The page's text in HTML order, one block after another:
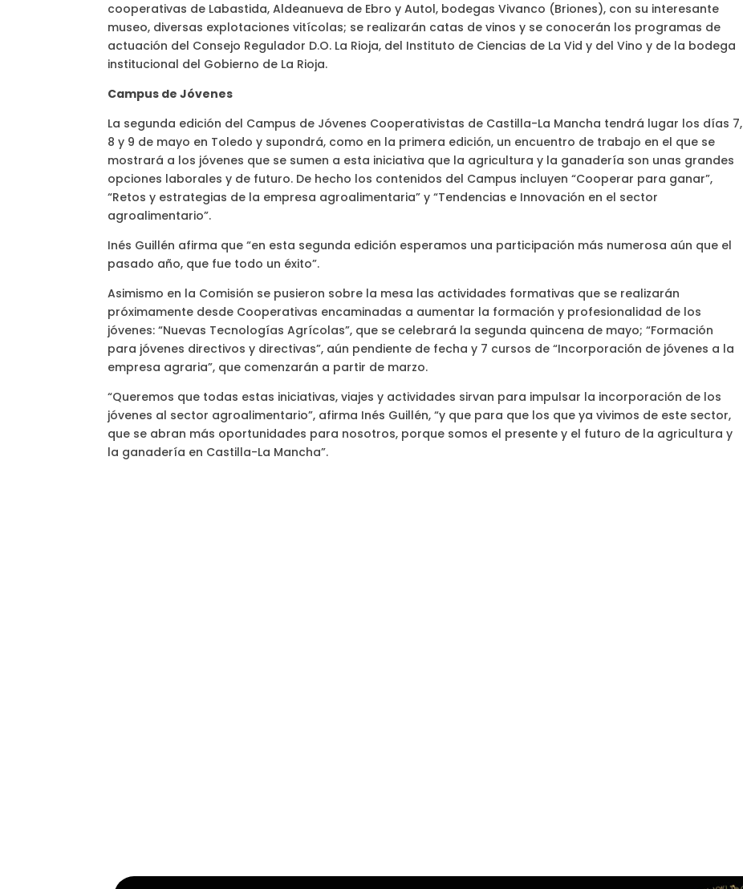
cooperativas de Labastida, Aldeanueva de Ebro y Autol, bodegas Vivanco (Briones), con su interesante
museo, diversas explotaciones vitícolas; se realizarán catas de vinos y se conocerán los programas de
actuación del Consejo Regulador D.O. La Rioja, del Instituto de Ciencias de La Vid y del Vino y de la bodega
institucional del Gobierno de La Rioja.
Campus de Jóvenes
La segunda edición del Campus de Jóvenes Cooperativistas de Castilla-La Mancha tendrá lugar los días 7,
8 y 9 de mayo en Toledo y supondrá, como en la primera edición, un encuentro de trabajo en el que se
mostrará a los jóvenes que se sumen a esta iniciativa que la agricultura y la ganadería son unas grandes
opciones laborales y de futuro. De hecho los contenidos del Campus incluyen “Cooperar para ganar”,
“Retos y estrategias de la empresa agroalimentaria” y “Tendencias e Innovación en el sector
agroalimentario”.
Inés Guillén afirma que “en esta segunda edición esperamos una participación más numerosa aún que el
pasado año, que fue todo un éxito”.
Asimismo en la Comisión se pusieron sobre la mesa las actividades formativas que se realizarán
próximamente desde Cooperativas encaminadas a aumentar la formación y profesionalidad de los
jóvenes: “Nuevas Tecnologías Agrícolas”, que se celebrará la segunda quincena de mayo; “Formación
para jóvenes directivos y directivas”, aún pendiente de fecha y 7 cursos de “Incorporación de jóvenes a la
empresa agraria”, que comenzarán a partir de marzo.
“Queremos que todas estas iniciativas, viajes y actividades sirvan para impulsar la incorporación de los
jóvenes al sector agroalimentario”, afirma Inés Guillén, “y que para que los que ya vivimos de este sector,
que se abran más oportunidades para nosotros, porque somos el presente y el futuro de la agricultura y
la ganadería en Castilla-La Mancha”.